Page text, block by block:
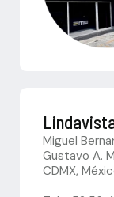
Miguel
Gustavo A.
CDMX,